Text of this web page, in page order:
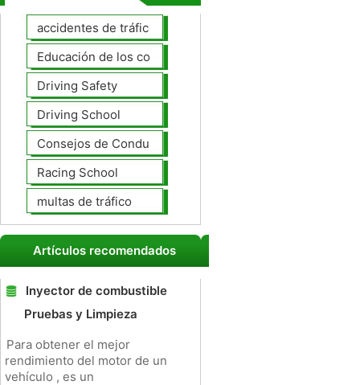
accidentes de tráfico
Educación de los conductores
Driving Safety
Driving School
Consejos de Conducción
Racing School
multas de tráfico
Artículos recomendados
Inyector de combustible
Pruebas y Limpieza
Para obtener el mejor
rendimiento del motor de un
vehículo , es un